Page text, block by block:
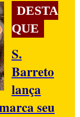
DESTA
QUE
S.
Barreto
lança
seu